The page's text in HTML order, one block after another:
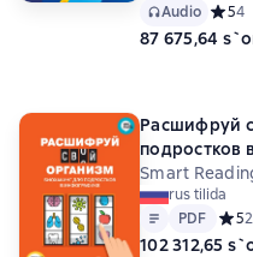
Audio
54
87 675,64
Расшифруй
подростков
Smart
rus tilida
Matn
PDF
PDF 52
102 312,65